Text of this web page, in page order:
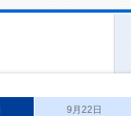
9月22日